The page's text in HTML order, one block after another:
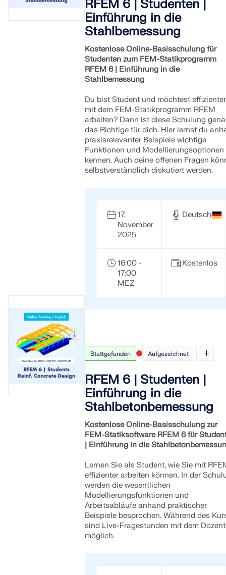
RFEM 6 | Studenten |
Einführung in die
Stahlbemessung
Kostenlose Online-Basisschulung für
Studenten zum FEM-Statikprogramm
RFEM 6 | Einführung in die
Stahlbemessung
Du bist Student und möchtest effizienter
mit dem FEM-Statikprogramm RFEM
arbeiten? Dann ist diese Schulung
das Richtige für dich. Hier lernst du
praxisrelevanter Beispiele wichtige
Funktionen und Modellierungsoptionen
kennen. Auch deine offenen Fragen
selbstverständlich diskutiert werden.
17.
November
2025
Deutsch
16:00 -
17:00
MEZ
Kostenlos
Stattgefunden Aufgezeichnet
RFEM 6 | Studenten |
Einführung in die
Stahlbetonbemessung
Kostenlose Online-Basisschulung zur
FEM-Statiksoftware RFEM 6 für
| Einführung in die
Lernen Sie als Student, wie Sie mit
effizienter arbeiten können. In der
werden die wesentlichen
Modellierungsfunktionen und
Arbeitsabläufe anhand praktischer
Beispiele besprochen. Während des
sind Live-Fragestunden mit dem
möglich.